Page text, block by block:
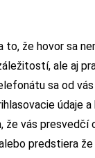
to, že hovor sa
ale aj
sa od
údaje
že vás presvedčí
predstiera